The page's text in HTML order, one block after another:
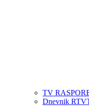
TV
Dnevnik